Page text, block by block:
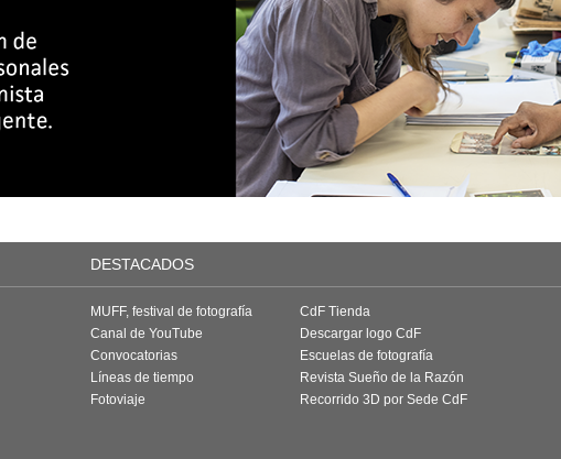
DESTACADOS
MUFF, festival de fotografía
Canal de YouTube
Convocatorias
Líneas de tiempo
Fotoviaje
CdF Tienda
Descargar logo CdF
Escuelas de fotografía
Revista Sueño de la Razón
Recorrido 3D por Sede CdF